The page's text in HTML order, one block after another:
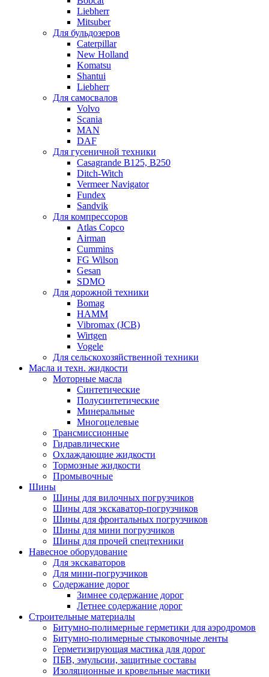
Liebherr
Mitsuber
Для бульдозеров
Caterpillar
New Holland
Komatsu
Shantui
Liebherr
Для самосвалов
Volvo
Scania
MAN
DAF
Для гусеничной техники
Casagrande B125, B250
Ditch-Witch
Vermeer Navigator
Fundex
Sandvik
Для компрессоров
Atlas Copco
Airman
Cummins
FG Wilson
Gesan
SDMO
Для дорожной техники
Bomag
HAMM
Vibromax (JCB)
Wirtgen
Vogele
Для сельскохозяйственной техники
Масла и техн. жидкости
Моторные масла
Синтетические
Полусинтетические
Минеральные
Многоцелевые
Трансмиссионные
Гидравлические
Охлаждающие жидкости
Тормозные жидкости
Промывочные
Шины
Шины для вилочных погрузчиков
Шины для экскаватор-погрузчиков
Шины для фронтальных погрузчиков
Шины для мини погрузчиков
Шины для прочей спецтехники
Навесное оборудование
Для экскаваторов
Для мини-погрузчиков
Содержание дорог
Зимнее содержание дорог
Летнее содержание дорог
Строительные материалы
Битумно-полимерные герметики для аэродромов
Битумно-полимерные стыковочные ленты
Герметизирующая мастика для дорог
ПБВ, эмульсии, защитные составы
Изоляционные и кровельные мастики